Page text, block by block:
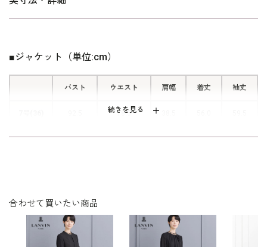
ります。
ワイドシルエットのパンツは背面にゴ
続きを見る
■ジャケット（単位:cm）
バスト ウエスト 肩幅 着丈 袖丈
78.5
9号(38) 95.5 81.5 39.0 56.5 60.0
表地：トリアセテート60％ ポリエステル40％
合わせて買いたい商品